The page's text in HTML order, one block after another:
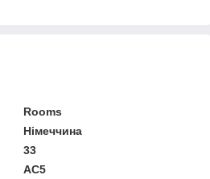
Rooms
Німеччина
33
АС5